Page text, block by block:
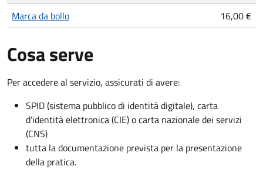
Marca da bollo
16,00 €
Cosa serve
Per accedere al servizio, assicurati di avere:
SPID (sistema pubblico di identità digitale), carta
d’identità elettronica (CIE) o carta nazionale dei servizi
(CNS)
tutta la documentazione prevista per la presentazione
della pratica.